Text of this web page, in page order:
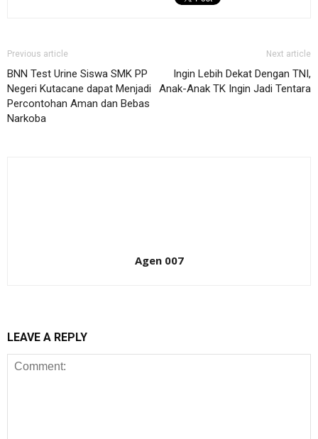
Previous article
BNN Test Urine Siswa SMK PP
Negeri Kutacane dapat Menjadi
Percontohan Aman dan Bebas
Narkoba
Next article
Ingin Lebih Dekat Dengan TNI,
Anak-Anak TK Ingin Jadi Tentara
Agen 007
LEAVE A REPLY